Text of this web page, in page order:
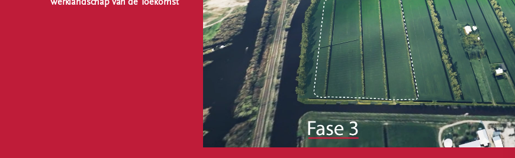
VeeIgestelde